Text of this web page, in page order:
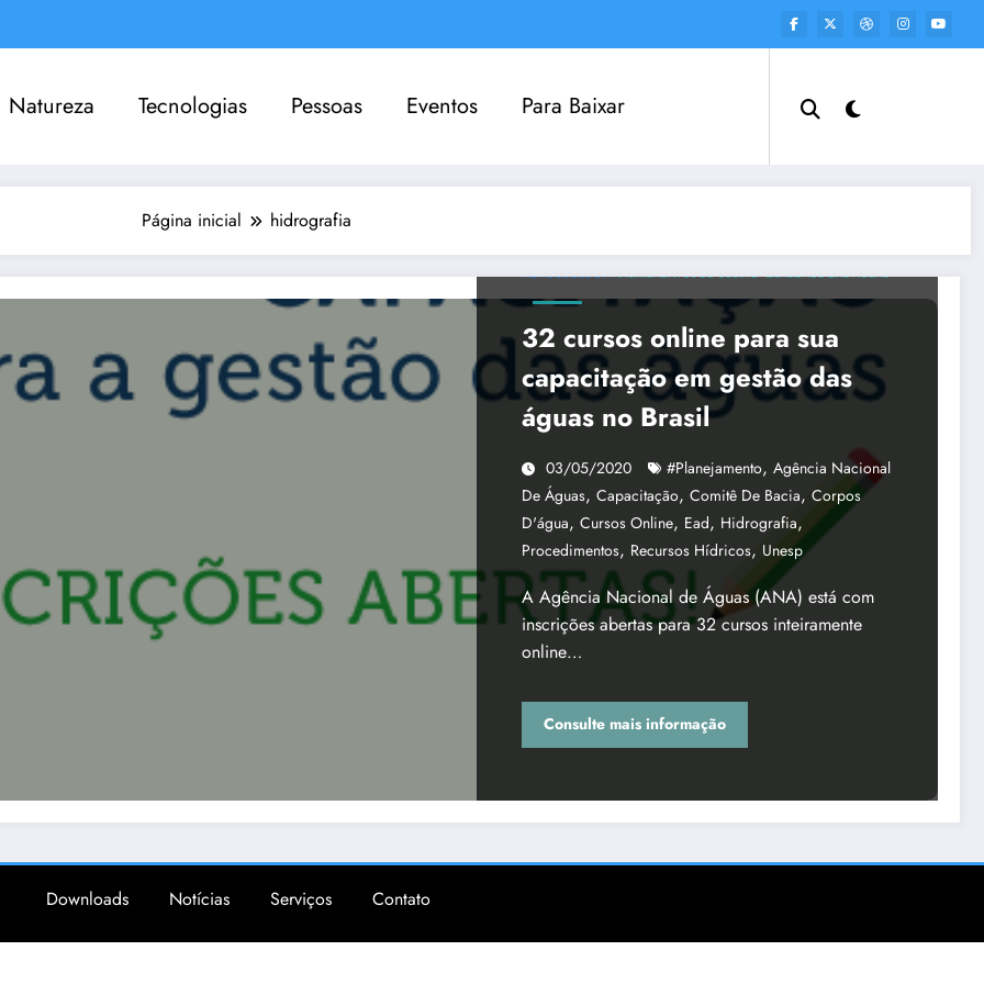
Natureza Tecnologias Pessoas Eventos Para Baixar
Página inicial hidrografia
HIDROGEOLOGIA INSTRUMENTOS DE GESTÃO QUALIDADE DAS ÁGUAS
32 cursos online para sua
capacitação em gestão das
águas no Brasil
03/05/2020 #Planejamento, Agência Nacional
De Águas, Capacitação, Comitê De Bacia, Corpos
D'água, Cursos Online, Ead, Hidrografia,
Procedimentos, Recursos Hídricos, Unesp
A Agência Nacional de Águas (ANA) está com
inscrições abertas para 32 cursos inteiramente
online…
Consulte mais informação
Downloads Notícias Serviços Contato